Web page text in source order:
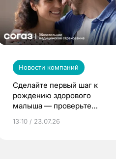
Новости компаний
Сделайте первый шаг к
рождению здорового
малыша — проверьте
по ОМС!
13:10 / 23.07.26